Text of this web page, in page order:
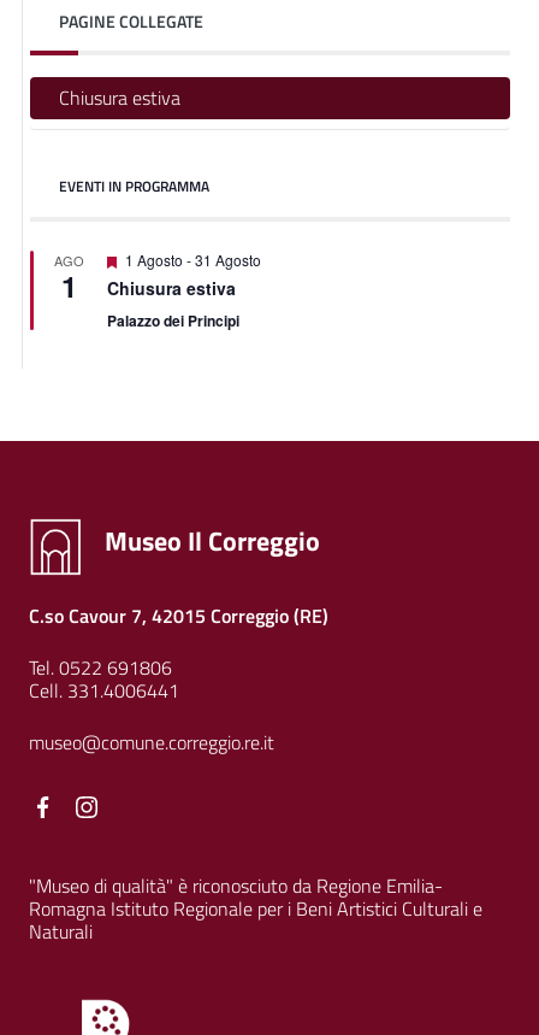
PAGINE COLLEGATE
Chiusura estiva
EVENTI IN PROGRAMMA
AGO
1
Featured
1 Agosto -31 Agosto
Chiusura estiva
Palazzo dei Principi
Museo Il Correggio
C.so Cavour 7, 42015 Correggio (RE)
Tel. 0522 691806
Cell. 331.4006441
museo@comune.correggio.re.it
Facebook
"Museo di qualità" è riconosciuto da Regione Emilia-
Romagna Istituto Regionale per i Beni Artistici Culturali e
Naturali